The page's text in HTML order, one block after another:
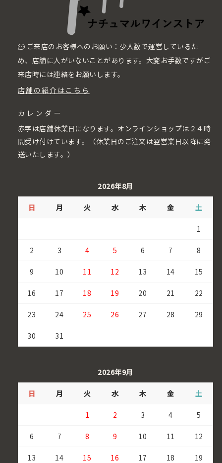
ご来店のお客様へのお願い：少人数で運営しているた
め、店舗に人がいないことがあります。大変お手数ですがご
来店時には連絡をお願いします。
店舗の紹介はこちら
カレンダー
赤字は店舗休業日になります。オンラインショップは２４時
間受け付けています。（休業日のご注文は翌営業日以降に発
送いたします。）
2026年8月
日 月 火 水 木 金 土
1
2 3 4 5 6 7 8
9 10 11 12 13 14 15
16 17 18 19 20 21 22
23 24 25 26 27 28 29
30 31
2026年9月
日 月 火 水 木 金 土
1 2 3 4 5
6 7 8 9 10 11 12
13 14 15 16 17 18 19